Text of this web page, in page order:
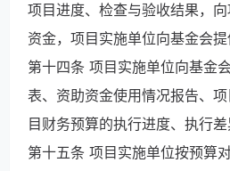
项目进度、检查与验收结果，
资金，项目实施单位向基金会提
第十四条 项目实施单位向基金
表、资助资金使用情况报告、
目财务预算的执行进度、执行差
第十五条 项目实施单位按预算